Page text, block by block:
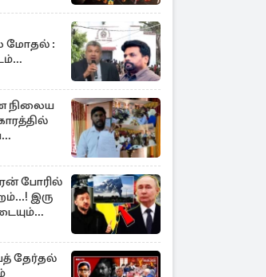
மோதல் :
நிலைய
போரில்
இரு
தேர்தல்